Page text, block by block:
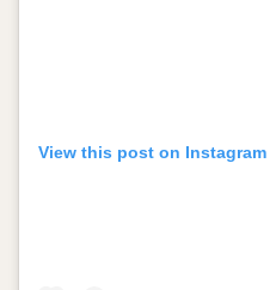
View this post on Instagram